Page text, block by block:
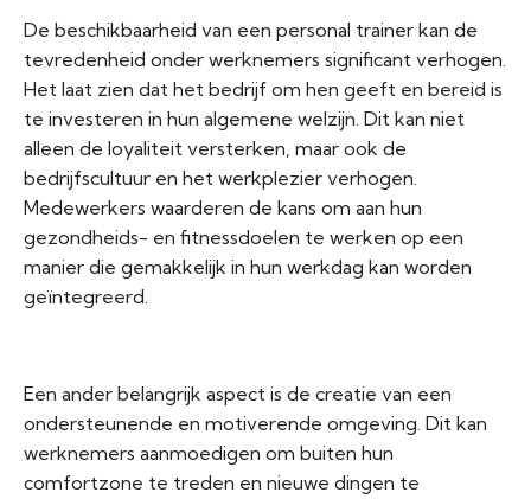
De beschikbaarheid van een personal trainer kan de
tevredenheid onder werknemers significant verhogen.
Het laat zien dat het bedrijf om hen geeft en bereid is
te investeren in hun algemene welzijn. Dit kan niet
alleen de loyaliteit versterken, maar ook de
bedrijfscultuur en het werkplezier verhogen.
Medewerkers waarderen de kans om aan hun
gezondheids- en fitnessdoelen te werken op een
manier die gemakkelijk in hun werkdag kan worden
geïntegreerd.
Een ander belangrijk aspect is de creatie van een
ondersteunende en motiverende omgeving. Dit kan
werknemers aanmoedigen om buiten hun
comfortzone te treden en nieuwe dingen te